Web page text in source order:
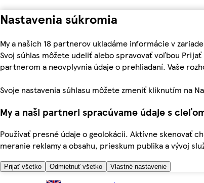
Nastavenia súkromia
My a našich 18 partnerov ukladáme informácie v
Svoj súhlas môžete udeliť alebo spravovať voľbou
partnerom a neovplyvnia údaje o prehliadaní. Vaše
Svoje nastavenia súhlasu môžete zmeniť kliknutím na
My a naši partneri spracúvame údaje s
Používať presné údaje o geolokácii. Aktívne skenovať
meranie reklamy a obsahu, prieskum publika a vývoj
Prijať všetko Odmietnuť všetko Vlastné nastavenie